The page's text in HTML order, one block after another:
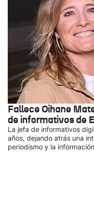
Fallece Oihane
de informativos de
La jefa de informativos
años, dejando atrás una
periodismo y la